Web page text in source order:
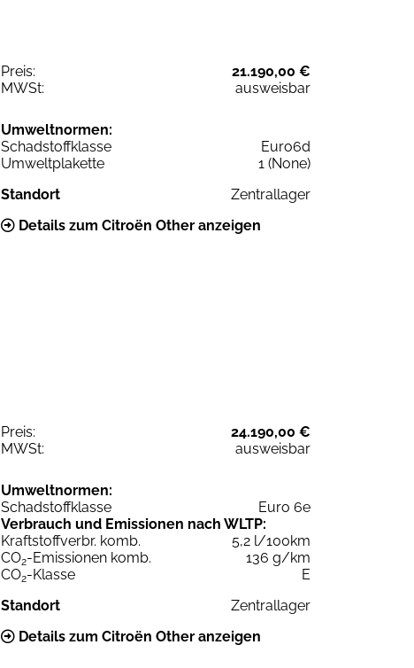
Preis:
21.190,00 €
MWSt:
ausweisbar
Umweltnormen:
Schadstoffklasse
Euro6d
Umweltplakette
1 (None)
Standort
Zentrallager
Details zum Citroën Other anzeigen
Preis:
24.190,00 €
MWSt:
ausweisbar
Umweltnormen:
Schadstoffklasse
Euro 6e
Verbrauch und Emissionen nach WLTP:
Kraftstoffverbr. komb.
5,2 l/100km
CO2-Emissionen komb.
136 g/km
CO2-Klasse
E
Standort
Zentrallager
Details zum Citroën Other anzeigen